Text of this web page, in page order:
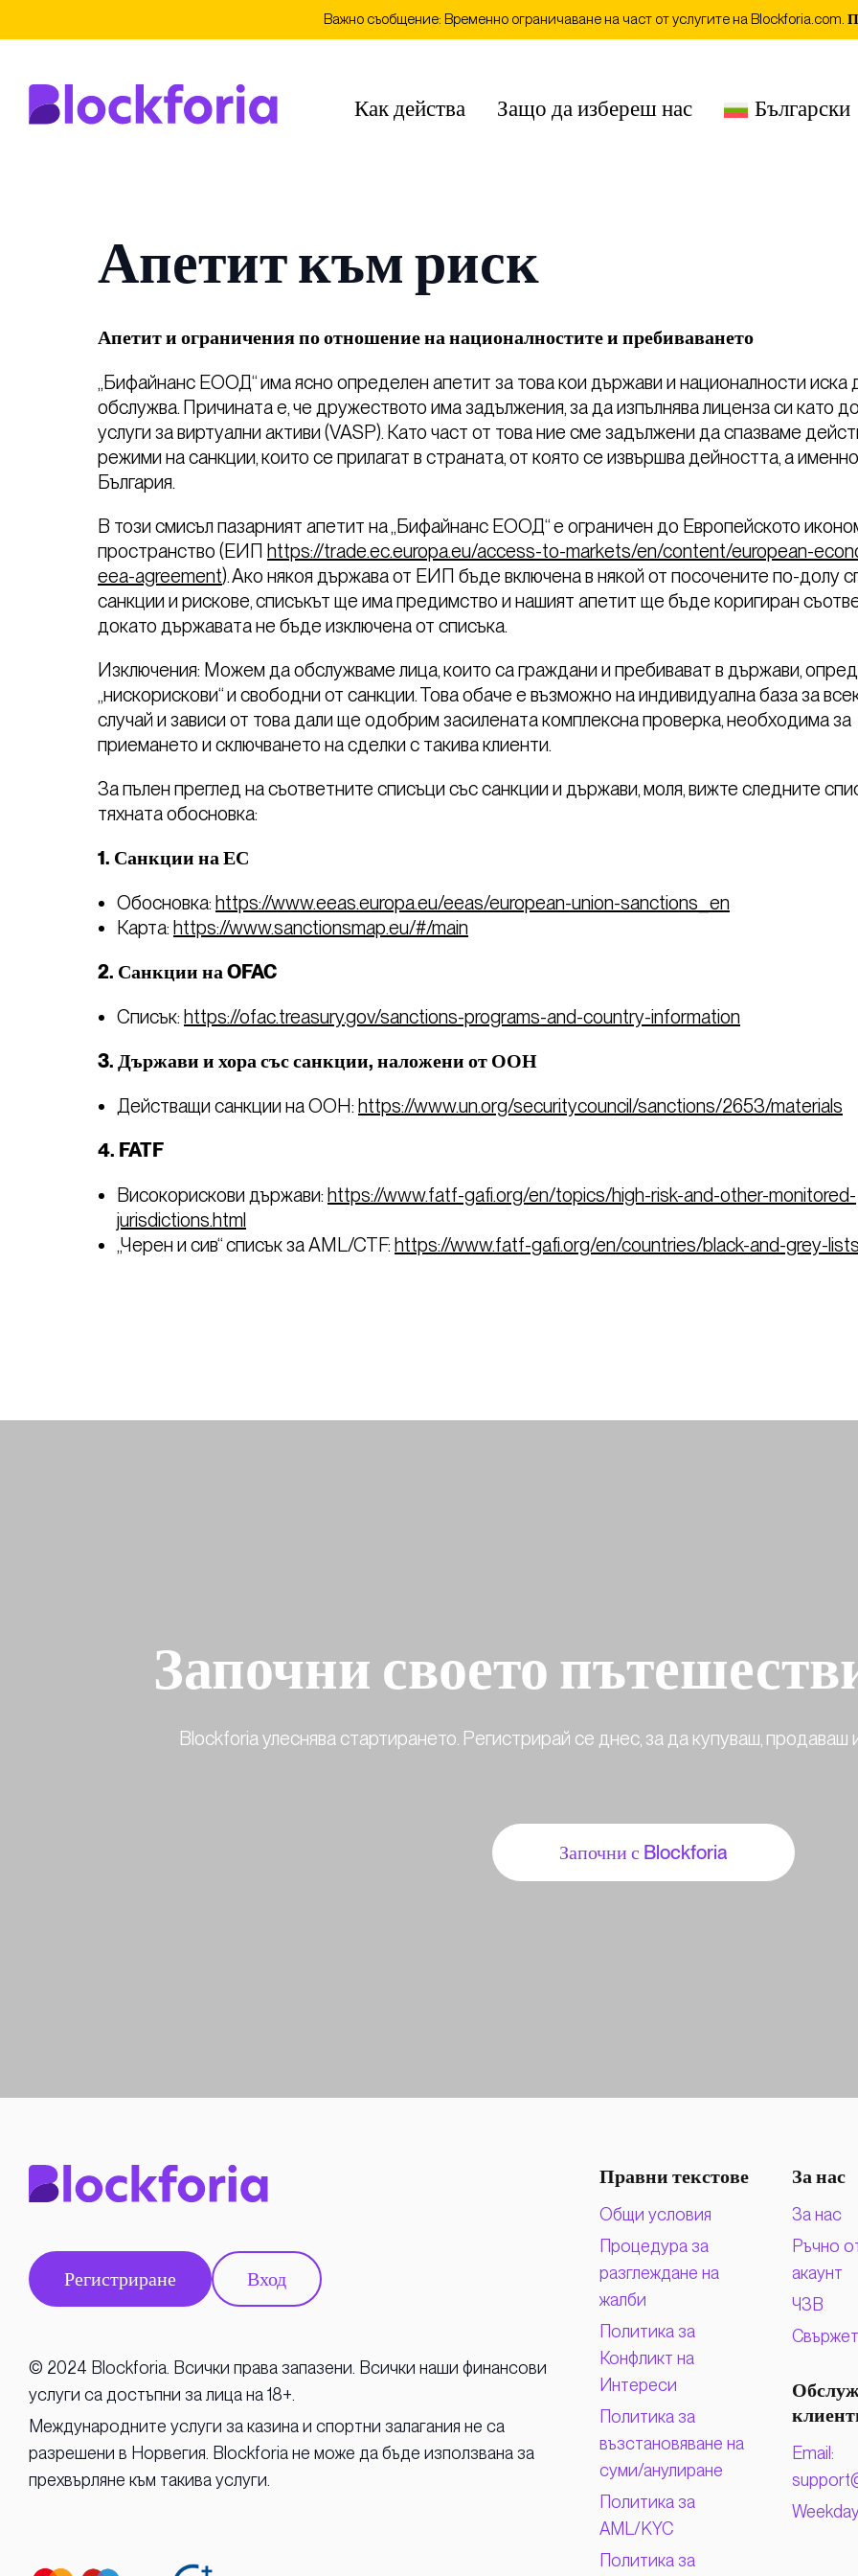
Важно съобщение: Временно ограничаване на част от услугите на Blockforia.com.
Как действа Защо да избереш нас Български
Апетит към риск
Апетит и ограничения по отношение на националностите и пребиваването
„Бифайнанс ЕООД“ има ясно определен апетит за това кои държави и националности иска
обслужва. Причината е, че дружеството има задължения, за да изпълнява лиценза си като
услуги за виртуални активи (VASP). Като част от това ние сме задължени да спазваме
режими на санкции, които се прилагат в страната, от която се извършва дейността, а
България.
В този смисъл пазарният апетит на „Бифайнанс ЕООД“ е ограничен до Европейското
пространство (ЕИП https://trade.ec.europa.eu/access-to-markets/en/content/european-
eea-agreement). Ако някоя държава от ЕИП бъде включена в някой от посочените по-долу
санкции и рискове, списъкът ще има предимство и нашият апетит ще бъде коригиран
докато държавата не бъде изключена от списъка.
Изключения: Можем да обслужваме лица, които са граждани и пребивават в държави,
„нискорискови“ и свободни от санкции. Това обаче е възможно на индивидуална база за
случай и зависи от това дали ще одобрим засилената комплексна проверка, необходима за
приемането и сключването на сделки с такива клиенти.
За пълен преглед на съответните списъци със санкции и държави, моля, вижте следните
тяхната обосновка:
1. Санкции на ЕС
Обосновка:https://www.eeas.europa.eu/eeas/european-union-sanctions_en
Карта:https://www.sanctionsmap.eu/#/main
2. Санкции на OFAC
Списък:https://ofac.treasury.gov/sanctions-programs-and-country-information
3. Държави и хора със санкции, наложени от ООН
Действащи санкции на ООН:https://www.un.org/securitycouncil/sanctions/2653/materials
4. FATF
Високорискови държави:https://www.fatf-gafi.org/en/topics/high-risk-and-other-monitored-
jurisdictions.html
„Черен и сив“ списък за AML/CTF:https://www.fatf-gafi.org/en/countries/black-and-grey-
Започни своето
Blockforia улеснява стартирането. Регистрирай се днес, за да купуваш, продаваш
Започни с Blockforia
Регистриране Вход
© 2024 Blockforia. Всички права запазени. Всички наши финансови
услуги са достъпни за лица на 18+.
Международните услуги за казина и спортни залагания не са
разрешени в Норвегия. Blockforia не може да бъде използвана за
прехвърляне към такива услуги.
Правни текстове
Общи условия
Процедура за
разглеждане на
жалби
Политика за
Конфликт на
Интереси
Политика за
възстановяване на
суми/анулиране
Политика за
AML/KYC
Политика за
За нас
За нас
Ръчно
акаунт
ЧЗВ
Email: